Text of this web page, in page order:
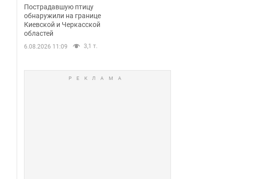
нетипичный маршрут.
Фото
Пострадавшую птицу
обнаружили на границе
Киевской и Черкасской
областей
6.08.2026 11:09 3,1 т.